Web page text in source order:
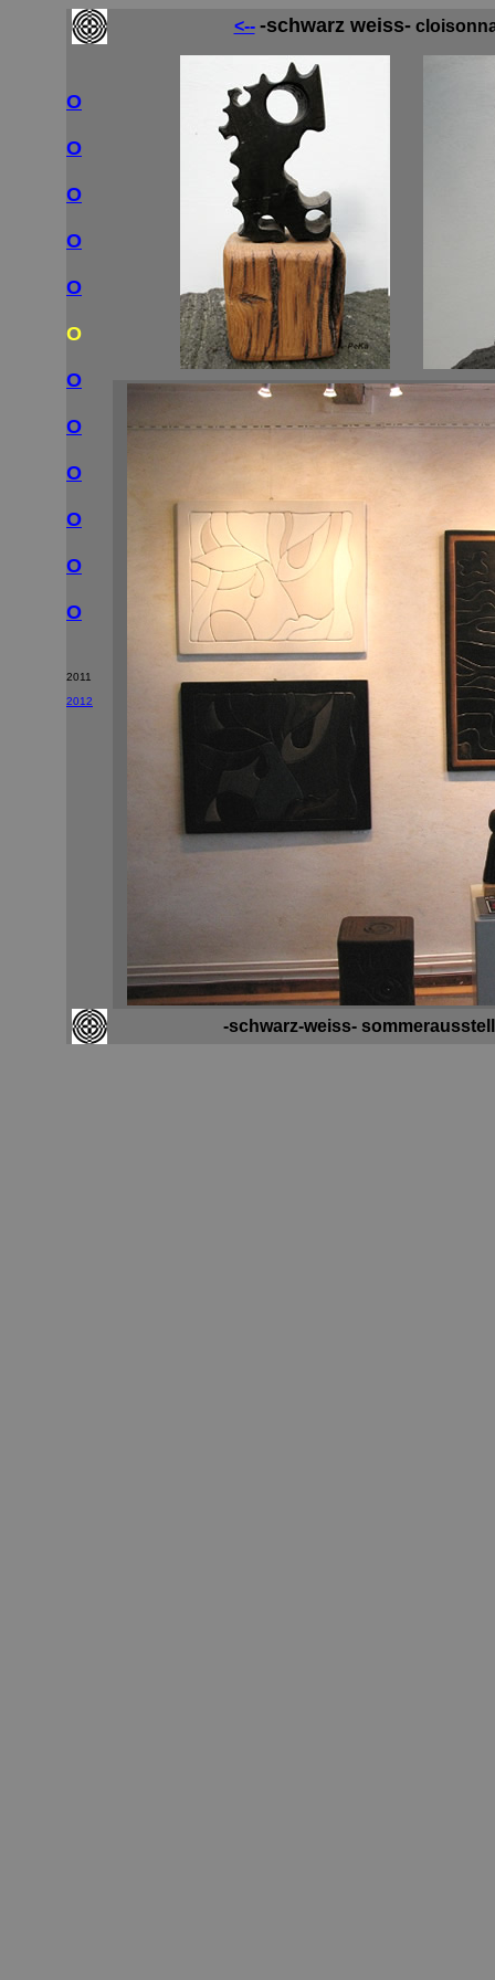
<-- -schwarz weiss-
O
O
O
O
O
O
O
O
O
O
O
O
2011
2012
-schwarz-weiss-